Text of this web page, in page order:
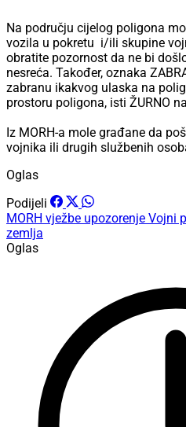
Na području cijelog poligona
vozila u pokretu i/ili skupine
obratite pozornost da ne bi
nesreća. Također, oznaka
zabranu ikakvog ulaska na
prostoru poligona, isti ŽURNO
Iz MORH-a mole građane da
vojnika ili drugih službenih
Oglas
Podijeli
MORH vježbe upozorenje Vojni
zemlja
Oglas